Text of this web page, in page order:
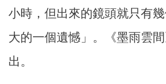
小時，但出來的鏡頭就只有
大的一個遺憾」。《墨雨雲
出。